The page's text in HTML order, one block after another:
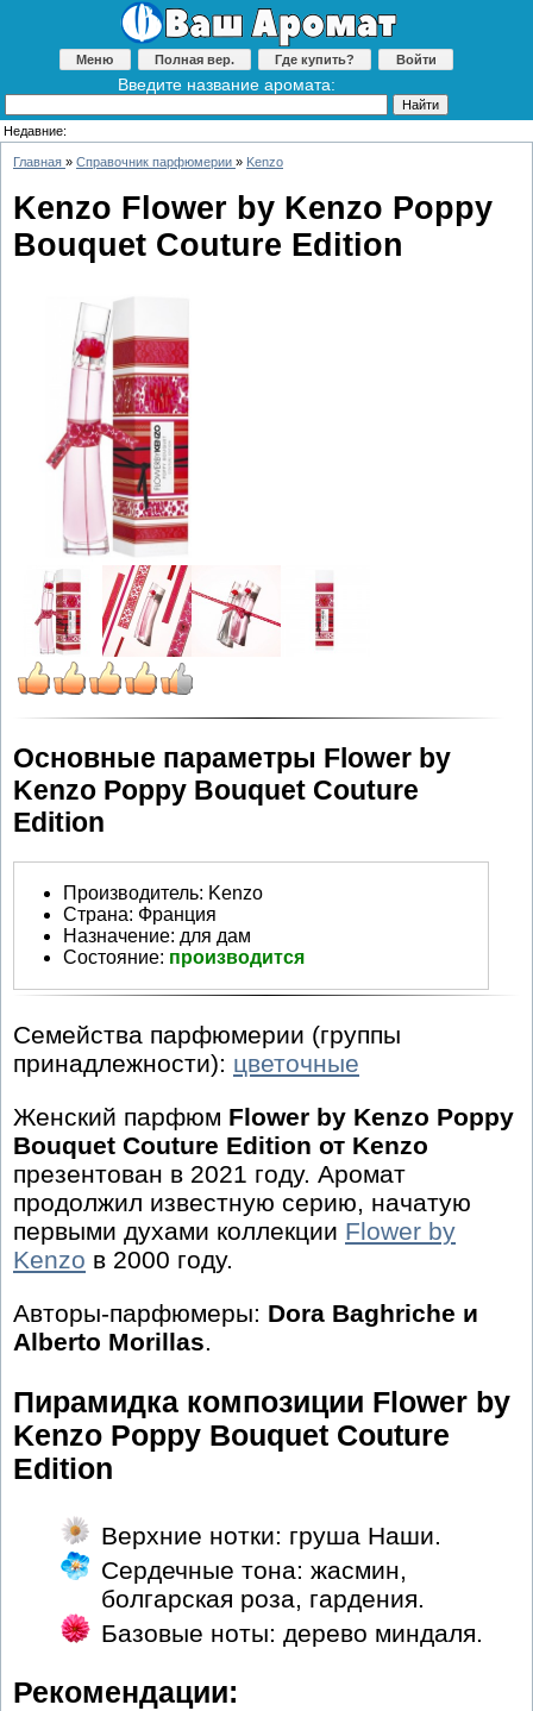
Меню Полная вер. Где купить? Войти
Введите название аромата:
Недавние:
Главная » Справочник парфюмерии » Kenzo
Kenzo Flower by Kenzo Poppy
Bouquet Couture Edition
Основные параметры Flower by
Kenzo Poppy Bouquet Couture
Edition
Производитель: Kenzo
Страна: Франция
Назначение: для дам
Состояние: производится
Семейства парфюмерии (группы
принадлежности): цветочные
Женский парфюм Flower by Kenzo Poppy
Bouquet Couture Edition от Kenzo
презентован в 2021 году. Аромат
продолжил известную серию, начатую
первыми духами коллекции Flower by
Kenzo в 2000 году.
Авторы-парфюмеры: Dora Baghriche и
Alberto Morillas.
Пирамидка композиции Flower by
Kenzo Poppy Bouquet Couture
Edition
Верхние нотки: груша Наши.
Сердечные тона: жасмин,
болгарская роза, гардения.
Базовые ноты: дерево миндаля.
Рекомендации: